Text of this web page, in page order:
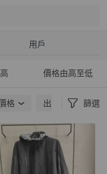
用戶
價格由高至低
格 出貨地點 篩選